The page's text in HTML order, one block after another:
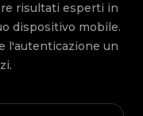
risultati esperti in
dispositivo mobile.
l'autenticazione un